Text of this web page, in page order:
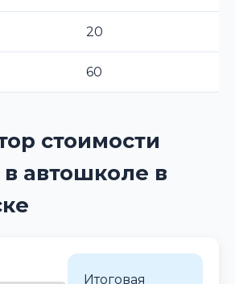
20
60
стоимости
автошколе в
Итоговая